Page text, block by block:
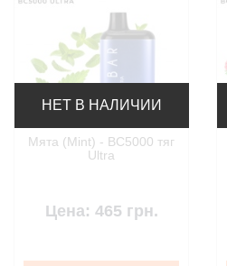
НЕТ В НАЛИЧИИ
Мята (Mint) - BC5000 тяг
Ultra
Цена: 465 грн.